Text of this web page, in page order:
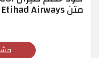
متن Etihad Airways